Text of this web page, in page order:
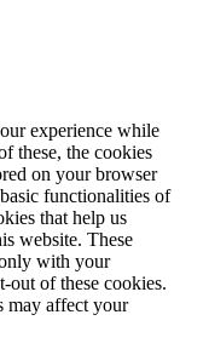
experience while
these, the cookies
on your browser
functionalities of
that help us
website. These
with your
out of these cookies.
may affect your